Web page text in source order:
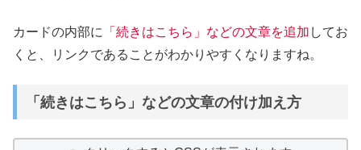
カードの内部に 「続きはこちら」などの文章を追加 してお
くと、リンクであることがわかりやすくなりますね。
「続きはこちら」などの文章の付け加え方